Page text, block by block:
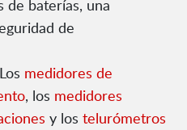
de baterías, una
de
Los medidores de
, los medidores
y los telurómetros